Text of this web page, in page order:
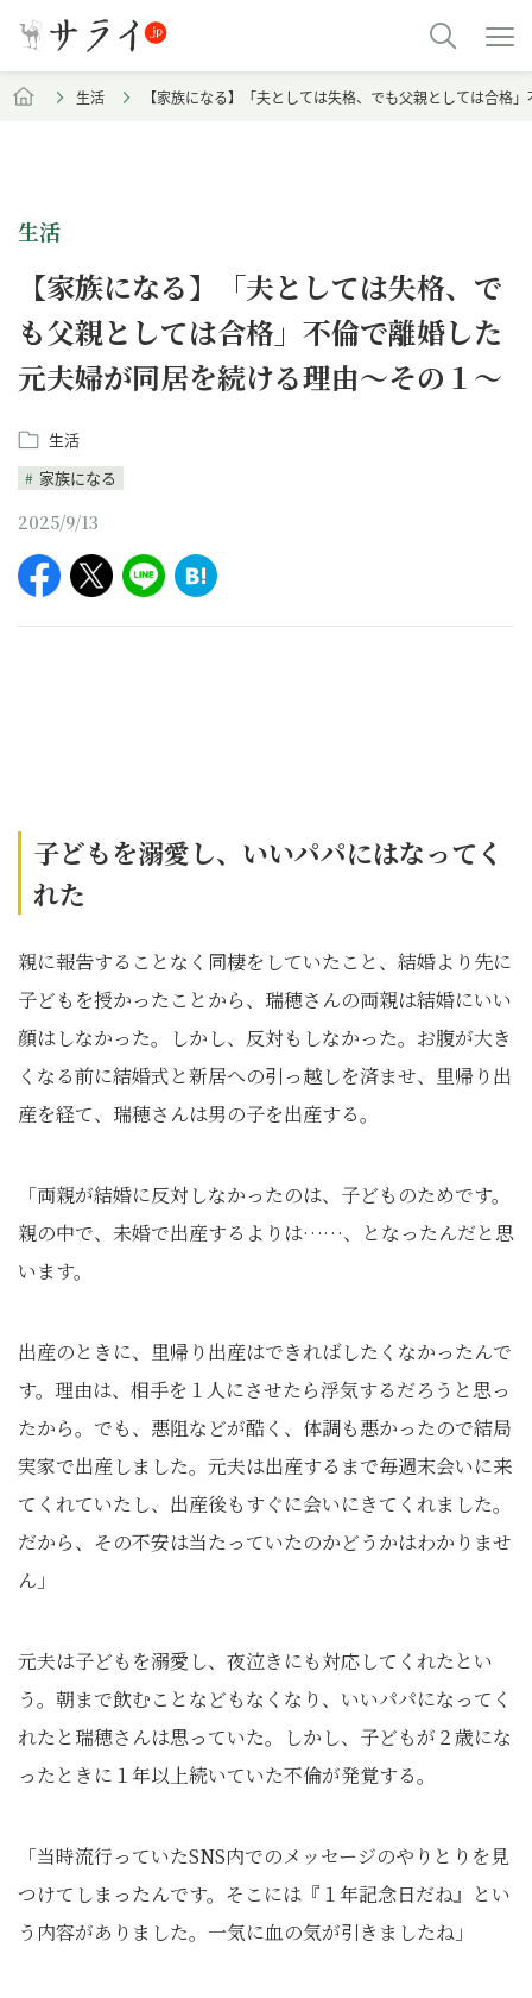
生活 【家族になる】「夫としては失格、でも父親としては合格
生活
【家族になる】「夫としては失格、で
も父親としては合格」不倫で離婚した
元夫婦が同居を続ける理由～その１～
生活
家族になる
2025/9/13
子どもを溺愛し、いいパパにはなってく
れた
親に報告することなく同棲をしていたこと、結婚より先に
子どもを授かったことから、瑞穂さんの両親は結婚にいい
顔はしなかった。しかし、反対もしなかった。お腹が大き
くなる前に結婚式と新居への引っ越しを済ませ、里帰り出
産を経て、瑞穂さんは男の子を出産する。
「両親が結婚に反対しなかったのは、子どものためです。
親の中で、未婚で出産するよりは……、となったんだと思
います。
出産のときに、里帰り出産はできればしたくなかったんで
す。理由は、相手を１人にさせたら浮気するだろうと思っ
たから。でも、悪阻などが酷く、体調も悪かったので結局
実家で出産しました。元夫は出産するまで毎週末会いに来
てくれていたし、出産後もすぐに会いにきてくれました。
だから、その不安は当たっていたのかどうかはわかりませ
ん」
元夫は子どもを溺愛し、夜泣きにも対応してくれたとい
う。朝まで飲むことなどもなくなり、いいパパになってく
れたと瑞穂さんは思っていた。しかし、子どもが２歳にな
ったときに１年以上続いていた不倫が発覚する。
「当時流行っていたSNS内でのメッセージのやりとりを見
つけてしまったんです。そこには『１年記念日だね』とい
う内容がありました。一気に血の気が引きましたね」